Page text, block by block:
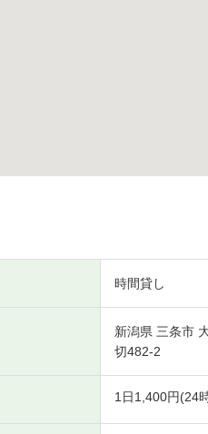
時間貸し
新潟県 三条市
切482-2
1日1,400円(24